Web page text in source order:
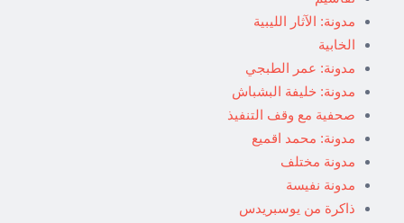
مدونة: الآثار الليبية
الخابية
مدونة: عمر الطبجي
مدونة: خليفة البشباش
صحفية مع وقف التنفيذ
مدونة: محمد اقميع
مدونة مختلف
مدونة نفيسة
ذاكرة من يوسبريدس